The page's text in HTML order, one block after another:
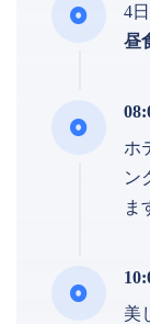
4
昼
ホ
ン
ま
美